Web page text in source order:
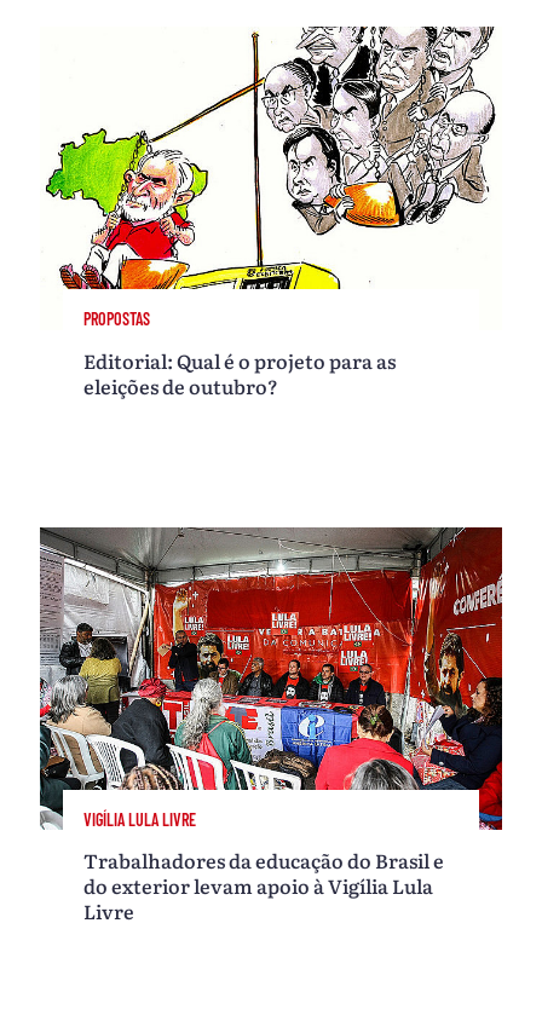
PROPOSTAS
Editorial: Qual é o projeto para as
eleições de outubro?
VIGÍLIA LULA LIVRE
Trabalhadores da educação do Brasil e
do exterior levam apoio à Vigília Lula
Livre